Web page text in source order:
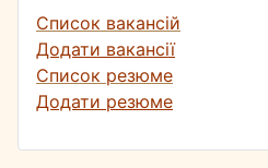
Список вакансій
Додати вакансії
Список резюме
Додати резюме